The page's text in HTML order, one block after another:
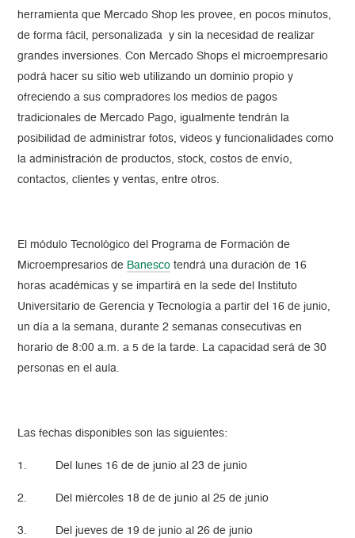
herramienta que Mercado Shop les provee, en pocos minutos,
de forma fácil, personalizada y sin la necesidad de realizar
grandes inversiones. Con Mercado Shops el microempresario
podrá hacer su sitio web utilizando un dominio propio y
ofreciendo a sus compradores los medios de pagos
tradicionales de Mercado Pago, igualmente tendrán la
posibilidad de administrar fotos, videos y funcionalidades como
la administración de productos, stock, costos de envío,
contactos, clientes y ventas, entre otros.
El módulo Tecnológico del Programa de Formación de
Microempresarios de Banesco tendrá una duración de 16
horas académicas y se impartirá en la sede del Instituto
Universitario de Gerencia y Tecnología a partir del 16 de junio,
un día a la semana, durante 2 semanas consecutivas en
horario de 8:00 a.m. a 5 de la tarde. La capacidad será de 30
personas en el aula.
Las fechas disponibles son las siguientes:
1. Del lunes 16 de de junio al 23 de junio
2. Del miércoles 18 de de junio al 25 de junio
3. Del jueves de 19 de junio al 26 de junio